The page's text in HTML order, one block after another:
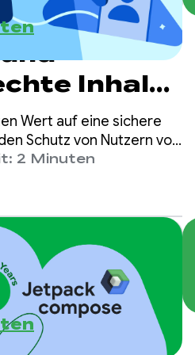
Inhalte
Play
Wert auf eine sichere
Schutz von Nutzern vor
2 Minuten